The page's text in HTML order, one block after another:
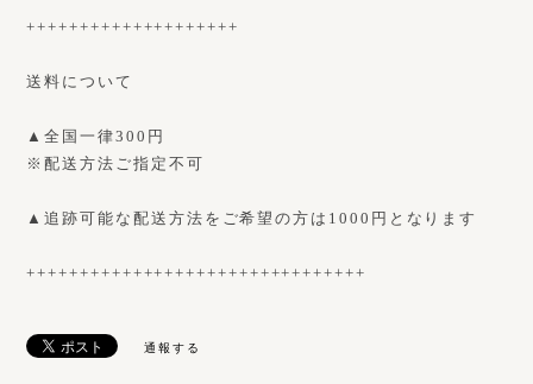
++++++++++++++++++++
送料について
▲全国一律300円
※配送方法ご指定不可
▲追跡可能な配送方法をご希望の方は1000円となります
++++++++++++++++++++++++++++++++
通報する